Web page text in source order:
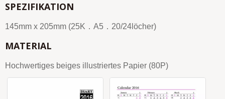
SPEZIFIKATION
145mm x 205mm (25K．A5．20/24löcher)
MATERIAL
Hochwertiges beiges illustriertes Papier (80P)